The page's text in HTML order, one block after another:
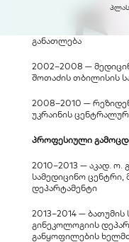
განათლება
2002–2008 —
შოთაძის თბილისის
2008–2010 —
უკრაინის
პროფესიული
2010–2013 — აკად.
სამედიცინო ცენტრი,
დეპარტამენტი
2013–2014 —
გინეკოლოგიის
განყოფილების